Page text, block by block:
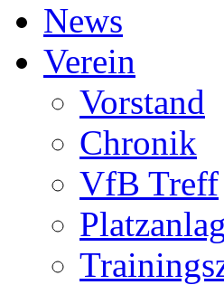
News
Verein
Vorstand
Chronik
VfB Treff